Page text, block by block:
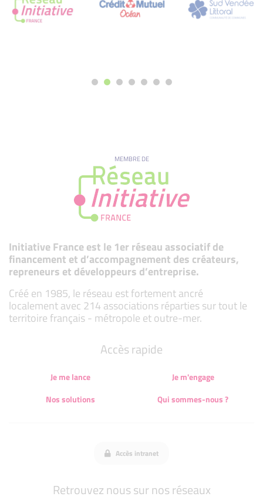
MEMBRE DE
Initiative France est le 1er réseau associatif de
financement et d’accompagnement des créateurs,
repreneurs et développeurs d’entreprise.
Créé en 1985, le réseau est fortement ancré
localement avec 214 associations réparties sur tout le
territoire français - métropole et outre-mer.
Accès rapide
Je me lance
Je m'engage
Nos solutions
Qui sommes-nous ?
Accès intranet
Retrouvez nous sur nos réseaux